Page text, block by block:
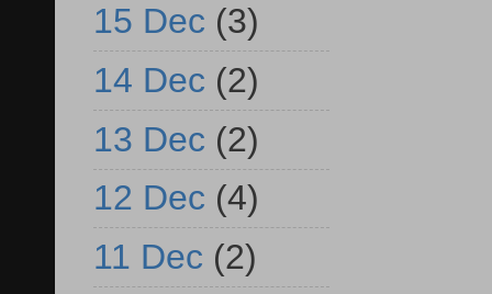
15 Dec (3)
14 Dec (2)
13 Dec (2)
12 Dec (4)
11 Dec (2)